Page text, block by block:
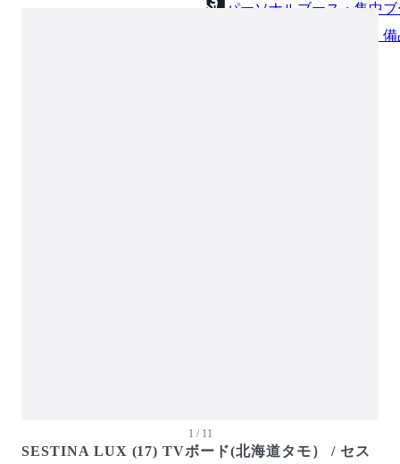
パーソナルブース・集中
オフィスアクセサリー・
1 / 11
SESTINA LUX (17) TVボード(北海道タモ） / セス